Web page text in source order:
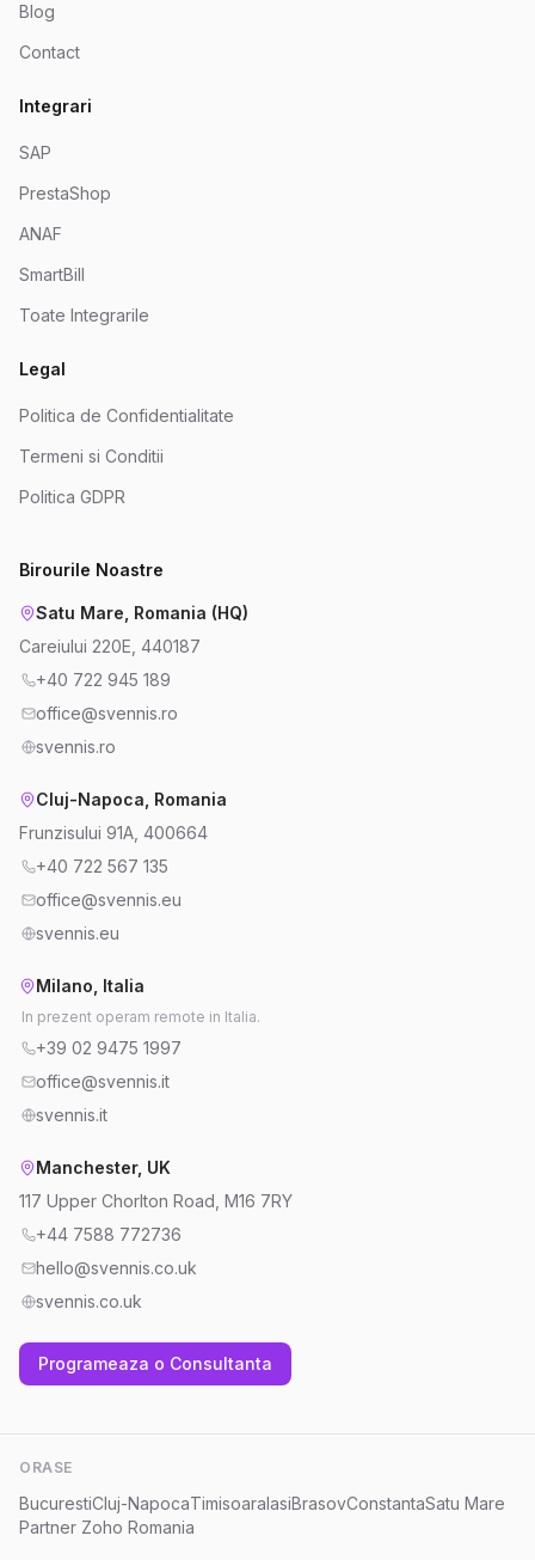
Blog
Contact
Integrari
SAP
PrestaShop
ANAF
SmartBill
Toate Integrarile
Legal
Politica de Confidentialitate
Termeni si Conditii
Politica GDPR
Birourile Noastre
Satu Mare, Romania (HQ)
Careiului 220E, 440187
+40 722 945 189
office@svennis.ro
svennis.ro
Cluj-Napoca, Romania
Frunzisului 91A, 400664
+40 722 567 135
office@svennis.eu
svennis.eu
Milano, Italia
In prezent operam remote in Italia.
+39 02 9475 1997
office@svennis.it
svennis.it
Manchester, UK
117 Upper Chorlton Road, M16 7RY
+44 7588 772736
hello@svennis.co.uk
svennis.co.uk
Programeaza o Consultanta
ORASE
BucurestiCluj-NapocaTimisoaraIasiBrasovConstantaSatu Mare
Partner Zoho Romania